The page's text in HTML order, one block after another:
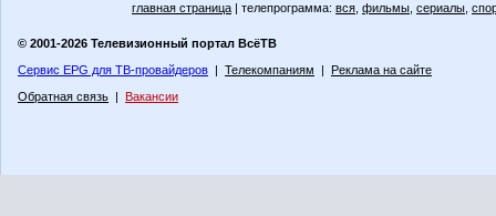
главная страница | телепрограмма: вся фильмы сериалы
© 2001-2026 Телевизионный портал ВсёТВ
Сервис EPG для ТВ-провайдеров | Телекомпаниям | Реклама на сайте
Обратная связь | Вакансии